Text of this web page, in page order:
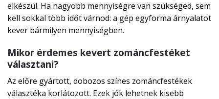
elkészül. Ha nagyobb mennyiségre van szükséged, sem
kell sokkal több időt várnod: a gép egyforma árnyalatot
kever bármilyen mennyiségben.
Mikor érdemes kevert zománcfestéket
választani?
Az előre gyártott, dobozos színes zománcfestékek
választéka korlátozott. Ezek jók lehetnek kisebb